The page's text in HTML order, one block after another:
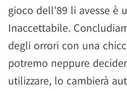
gioco dell'89 li avesse è
Inaccettabile.
degli orrori con una
potremo neppure
utilizzare, lo cambierà